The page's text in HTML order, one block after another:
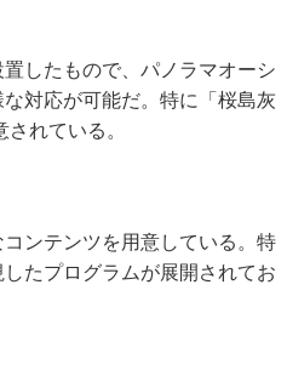
したもので、パノラマオーシ
対応が可能だ。特に「桜島灰
れている。
ンテンツを用意している。特
たプログラムが展開されてお